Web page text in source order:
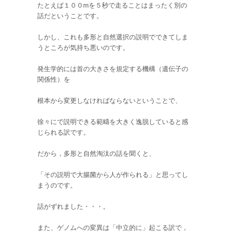
たとえば１００mを５秒で走ることはまったく別の
話だということです。
しかし、これも多形と自然選択の説明でできてしま
うところが気持ち悪いのです。
発生学的には首の大きさを規定する機構（遺伝子の
関係性）を
根本から変更しなければならないということで、
徐々にで説明できる範疇を大きく逸脱していると感
じられる訳です。
だから，多形と自然淘汰の話を聞くと、
「その説明で大腸菌から人が作られる」と思ってし
まうのです。
話がずれました・・・。
また、ゲノムへの変異は「中立的に」起こる訳で，